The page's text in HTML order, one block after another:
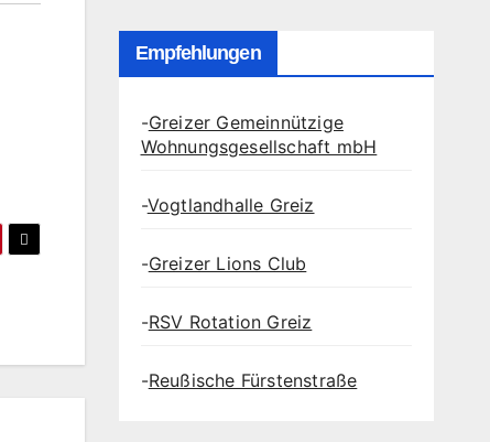
Empfehlungen
-Greizer Gemeinnützige
Wohnungsgesellschaft mbH
-Vogtlandhalle Greiz
-Greizer Lions Club
-RSV Rotation Greiz
-Reußische Fürstenstraße